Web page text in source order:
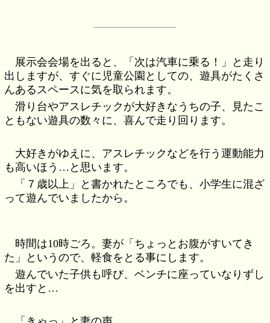
展示会会場を出ると、「次は汽車に乗る！」と走り
出しますが、すぐに児童公園としての、遊具がたくさ
んあるスペースに気を取られます。
滑り台やアスレチックが大好きなうちの子、見たこ
ともない遊具の数々に、喜んで走り回ります。
大好きがゆえに、アスレチックなどを行う運動能力
も高いほう…と思います。
「７歳以上」と書かれたところでも、小学生に混ざ
って遊んでいましたから。
時間は10時ごろ。妻が「ちょっとお腹がすいてき
た」というので、軽食をとる事にします。
遊んでいた子供も呼び、ベンチに座っていなりずし
を出すと…